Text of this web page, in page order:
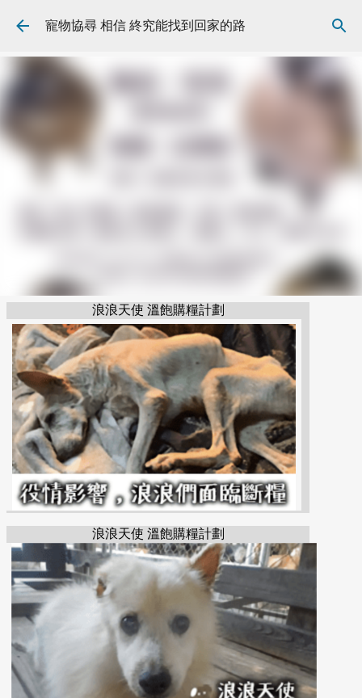
跳到主要內容
寵物協尋 相信 終究能找到回家的路
浪浪天使 溫飽購糧計劃
浪浪天使 溫飽購糧計劃